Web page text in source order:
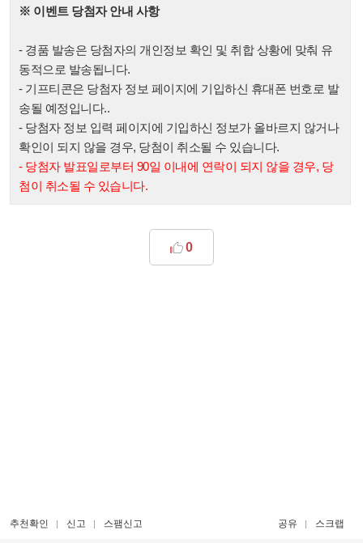
※ 이벤트 당첨자 안내 사항
- 경품 발송은 당첨자의 개인정보 확인 및 취합 상황에 맞춰 유
동적으로 발송됩니다.
- 기프티콘은 당첨자 정보 페이지에 기입하신 휴대폰 번호로 발
송될 예정입니다..
- 당첨자 정보 입력 페이지에 기입하신 정보가 올바르지 않거나
확인이 되지 않을 경우, 당첨이 취소될 수 있습니다.
- 당첨자 발표일로부터 90일 이내에 연락이 되지 않을 경우, 당
첨이 취소될 수 있습니다.
0
추천확인 신고 스팸신고 공유 스크랩